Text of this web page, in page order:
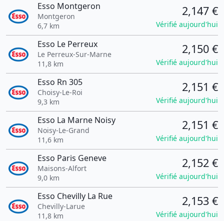
Esso Montgeron
Montgeron
6,7 km
2,147 €
Vérifié aujourd'hui
Esso Le Perreux
Le Perreux-Sur-Marne
11,8 km
2,150 €
Vérifié aujourd'hui
Esso Rn 305
Choisy-Le-Roi
9,3 km
2,151 €
Vérifié aujourd'hui
Esso La Marne Noisy
Noisy-Le-Grand
11,6 km
2,151 €
Vérifié aujourd'hui
Esso Paris Geneve
Maisons-Alfort
9,0 km
2,152 €
Vérifié aujourd'hui
Esso Chevilly La Rue
Chevilly-Larue
11,8 km
2,153 €
Vérifié aujourd'hui